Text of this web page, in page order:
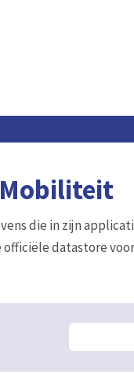
die in zijn
datastore